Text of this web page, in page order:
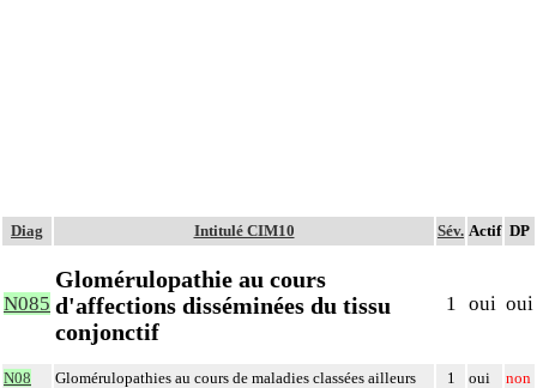
Diag Intitulé CIM10 Sév. Actif DP
N085
Glomérulopathie au cours
d'affections disséminées du tissu
conjonctif
1 oui oui
N08 Glomérulopathies au cours de maladies classées ailleurs 1 oui non